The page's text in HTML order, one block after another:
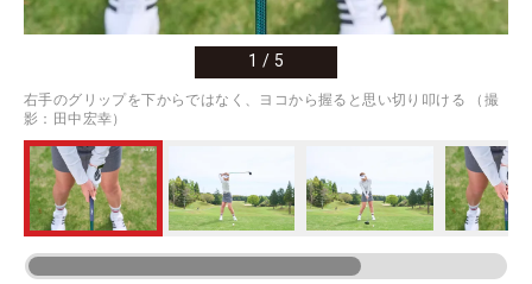
1 / 5
右手のグリップを下からではなく、ヨコから握ると思い切り叩ける （撮
影：田中宏幸）